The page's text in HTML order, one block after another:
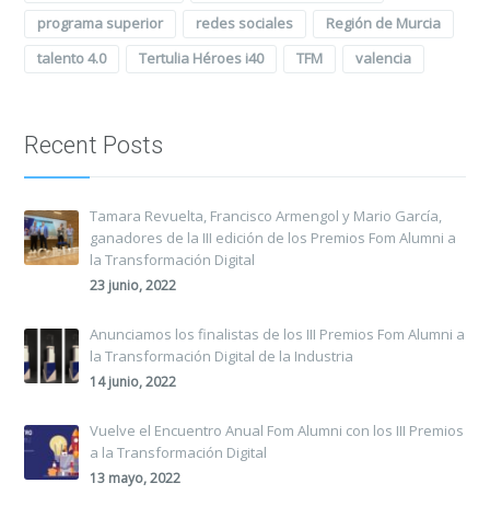
programa superior
redes sociales
Región de Murcia
talento 4.0
Tertulia Héroes i40 TFM valencia
Recent Posts
Tamara Revuelta, Francisco Armengol y Mario García,
ganadores de la III edición de los Premios Fom Alumni a
la Transformación Digital
23 junio, 2022
Anunciamos los finalistas de los III Premios Fom Alumni a
la Transformación Digital de la Industria
14 junio, 2022
Vuelve el Encuentro Anual Fom Alumni con los III Premios
a la Transformación Digital
13 mayo, 2022